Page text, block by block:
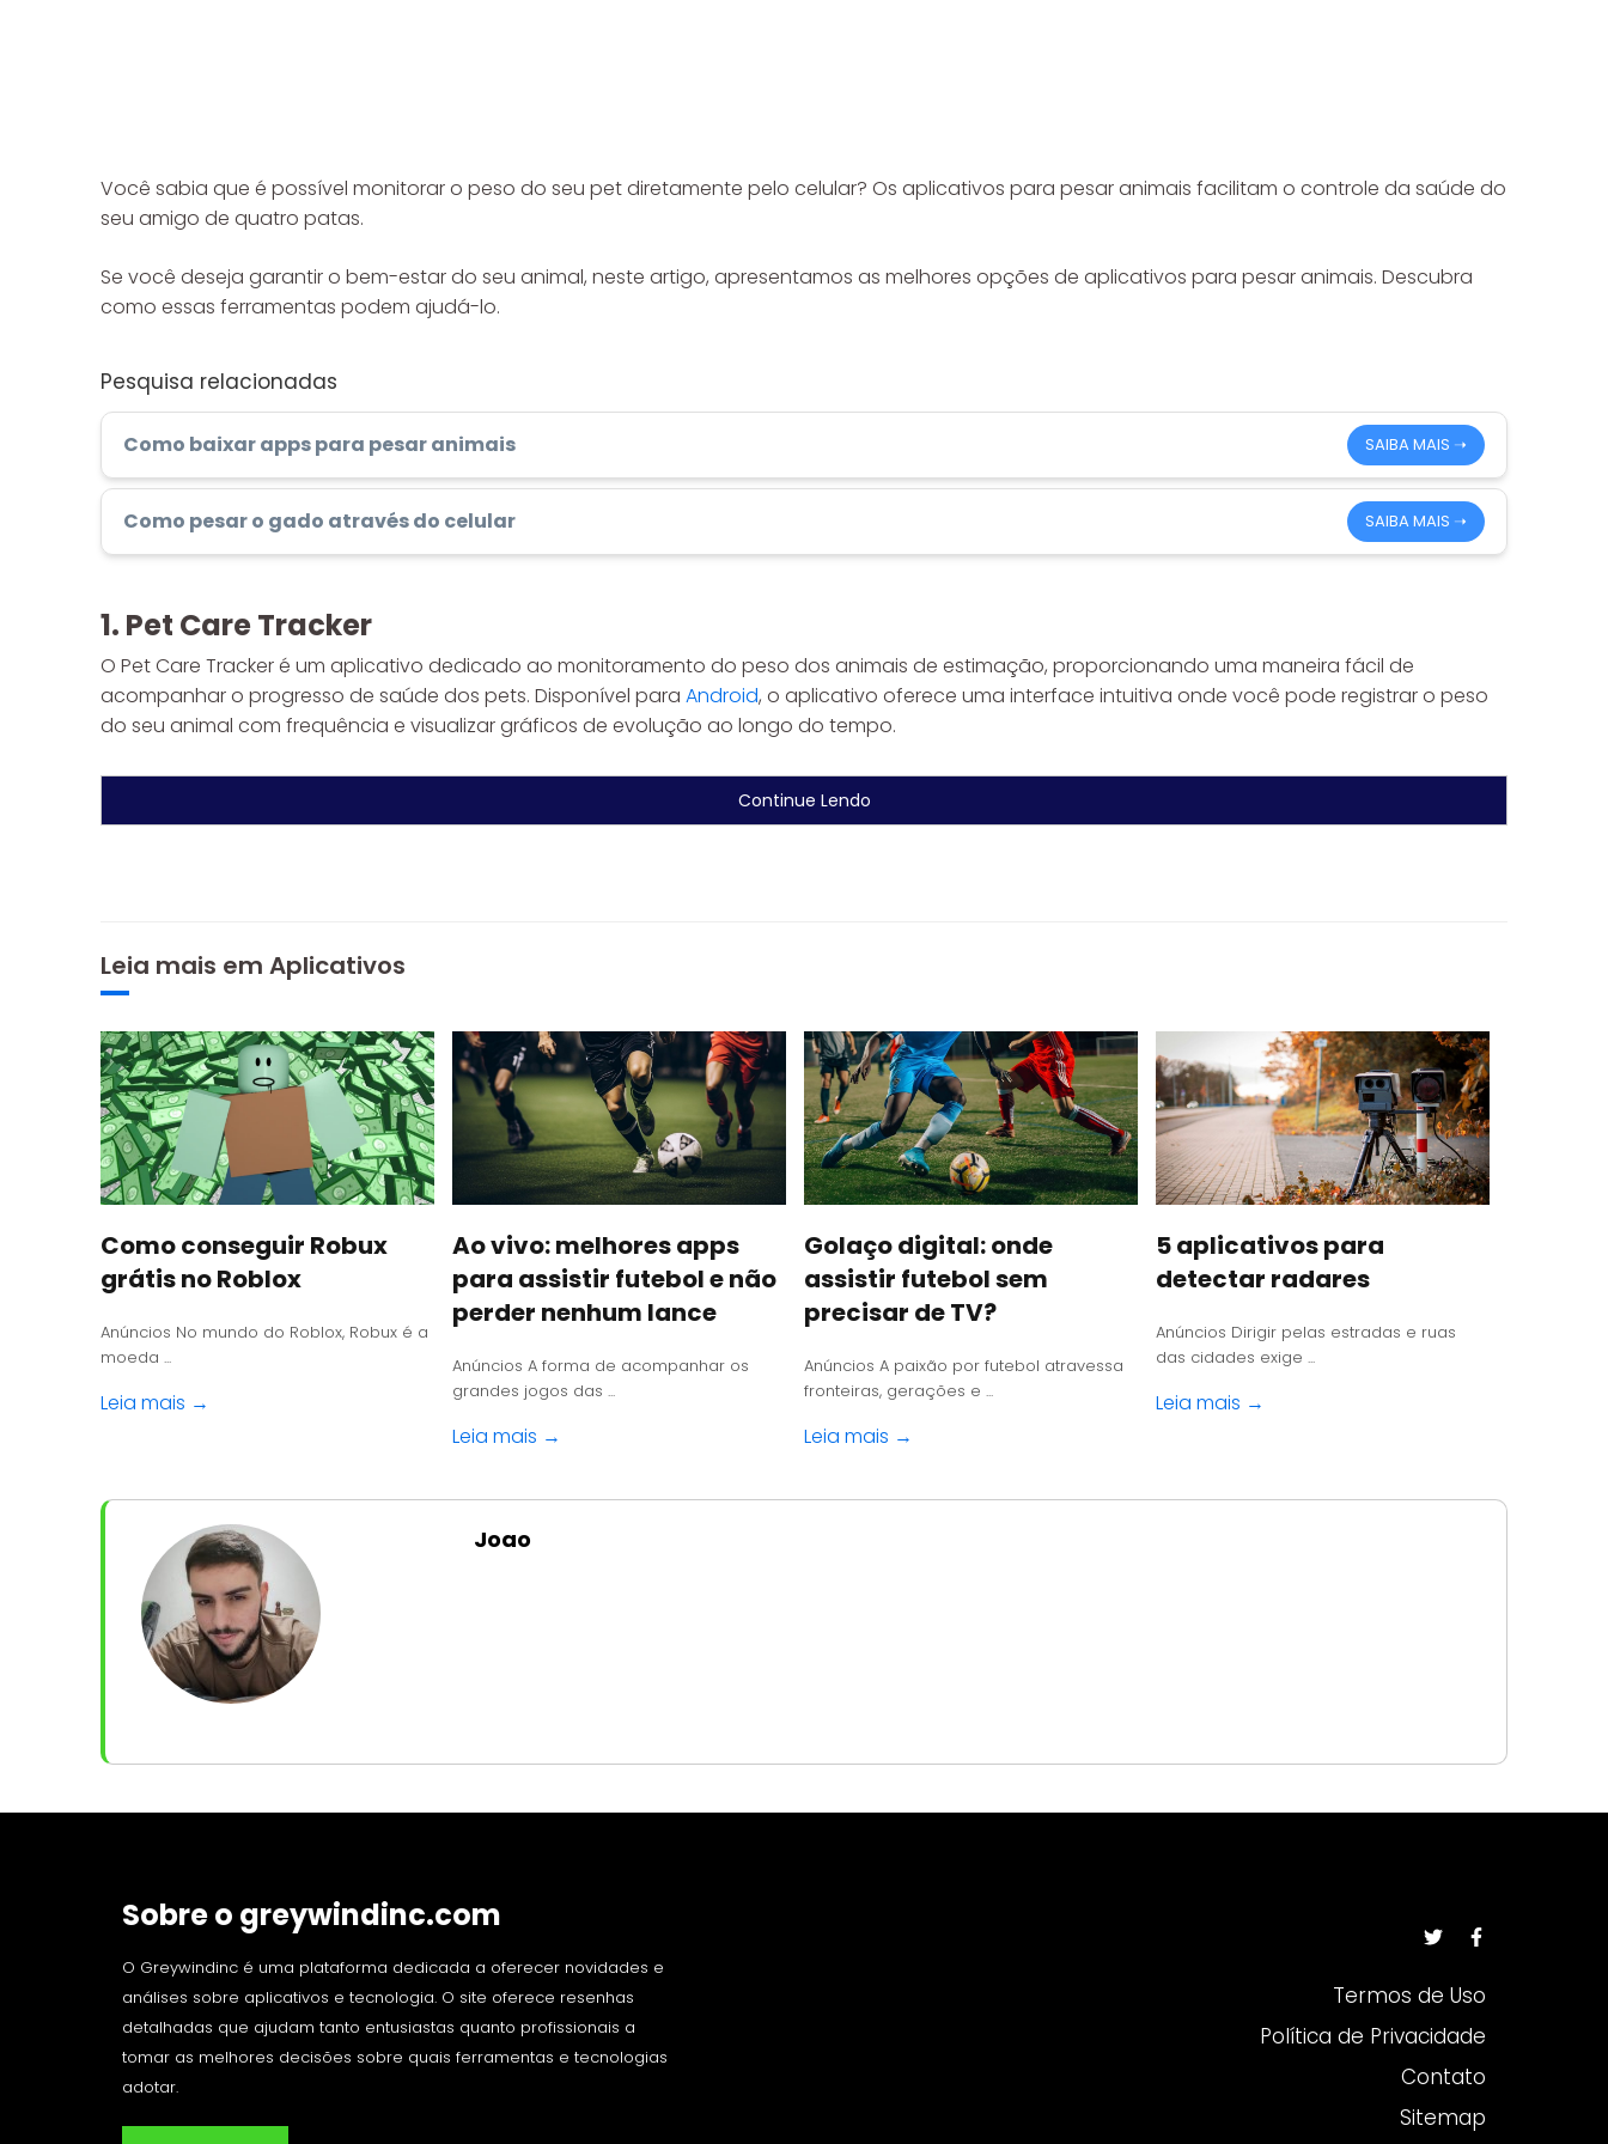
Você sabia que é possível monitorar o peso do seu pet diretamente pelo celular? Os aplicativos para pesar animais facilitam o controle da saúde do
seu amigo de quatro patas.
Se você deseja garantir o bem-estar do seu animal, neste artigo, apresentamos as melhores opções de aplicativos para pesar animais. Descubra
como essas ferramentas podem ajudá-lo.
Pesquisa relacionadas
Como baixar apps para pesar animais SAIBA MAIS ➝
Como pesar o gado através do celular SAIBA MAIS ➝
1. Pet Care Tracker
O Pet Care Tracker é um aplicativo dedicado ao monitoramento do peso dos animais de estimação, proporcionando uma maneira fácil de
acompanhar o progresso de saúde dos pets. Disponível para Android, o aplicativo oferece uma interface intuitiva onde você pode registrar o peso
do seu animal com frequência e visualizar gráficos de evolução ao longo do tempo.
Continue Lendo
Leia mais em Aplicativos
Como conseguir Robux
grátis no Roblox
Anúncios No mundo do Roblox, Robux é a
moeda ...
Leia mais →
Ao vivo: melhores apps
para assistir futebol e não
perder nenhum lance
Anúncios A forma de acompanhar os
grandes jogos das ...
Leia mais →
Golaço digital: onde
assistir futebol sem
precisar de TV?
Anúncios A paixão por futebol atravessa
fronteiras, gerações e ...
Leia mais →
5 aplicativos para
detectar radares
Anúncios Dirigir pelas estradas e ruas
das cidades exige ...
Leia mais →
Joao
Sobre o greywindinc.com
O Greywindinc é uma plataforma dedicada a oferecer novidades e
análises sobre aplicativos e tecnologia. O site oferece resenhas
detalhadas que ajudam tanto entusiastas quanto profissionais a
tomar as melhores decisões sobre quais ferramentas e tecnologias
adotar.
Termos de Uso
Política de Privacidade
Contato
Sitemap